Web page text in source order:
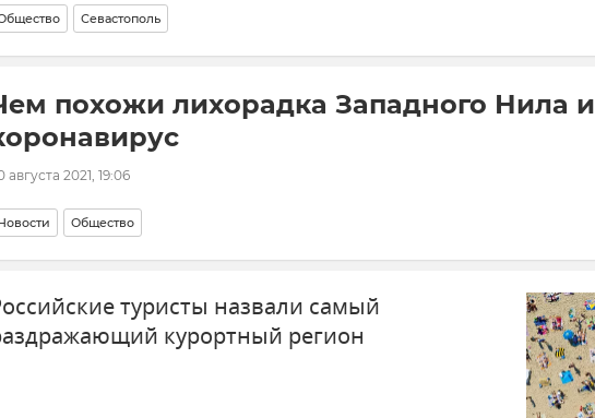
Севастополь
похожи лихорадка Западного Нила и
августа 2021, 19:06
Общество
туристы назвали самый
курортный регион